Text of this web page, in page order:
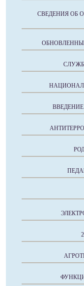
СВЕДЕНИЯ ОБ
ВВЕДЕНИЕ